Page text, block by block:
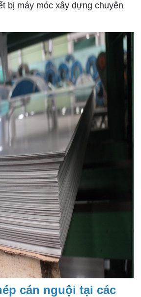
bị máy móc xây dựng chuyên
cán nguội tại các